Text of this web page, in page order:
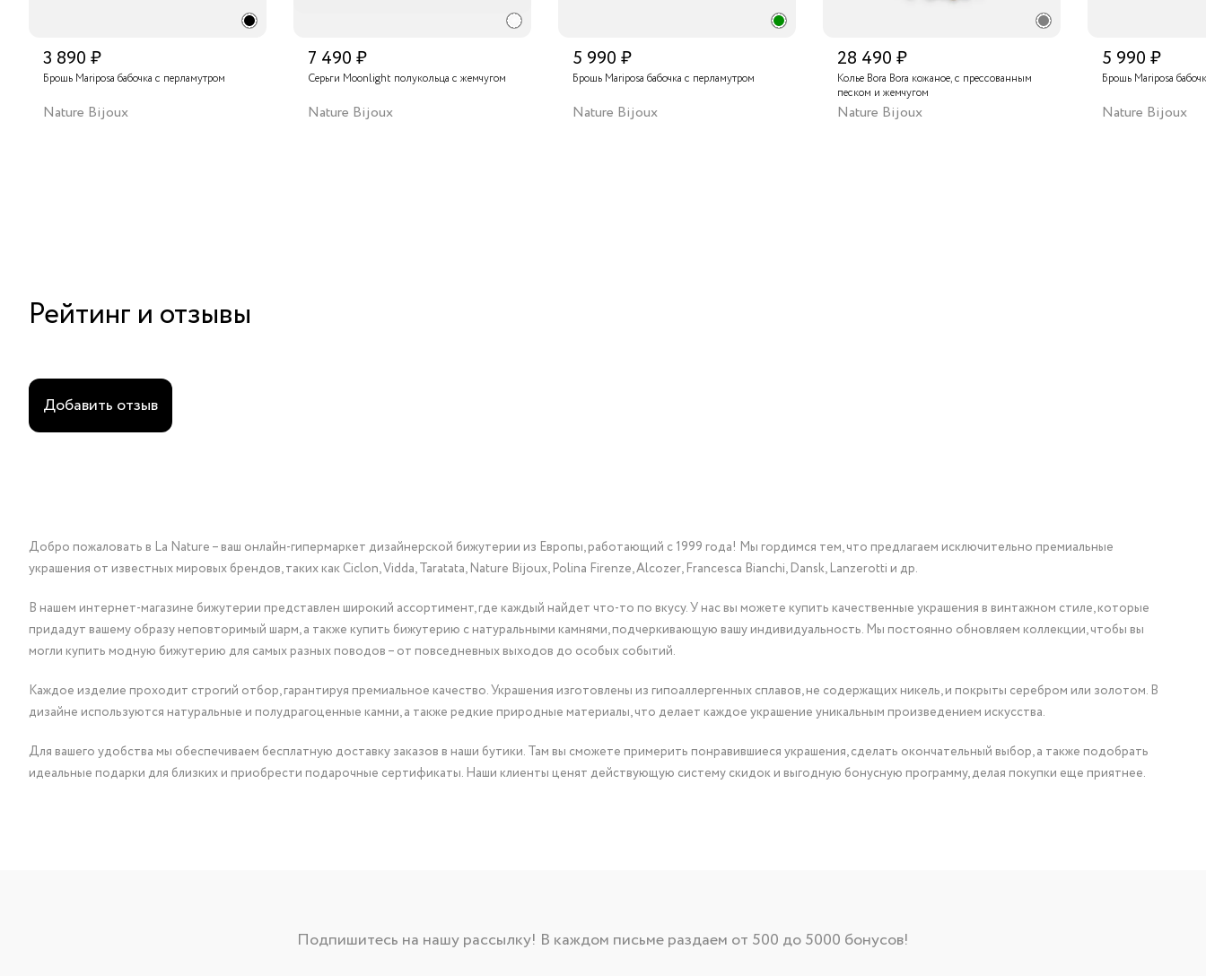
3 890 ₽
Брошь Mariposa бабочка с перламутром
Nature Bijoux
7 490 ₽
Серьги Moonlight полукольца с жемчугом
Nature Bijoux
5 990 ₽
Брошь Mariposa бабочка с перламутром
Nature Bijoux
28 490 ₽
Колье Bora Bora кожаное, с прессованным
песком и жемчугом
Nature Bijoux
5 990 ₽
Брошь Mariposa
Nature Bijoux
Рейтинг и отзывы
Добавить отзыв
Добро пожаловать в La Nature – ваш онлайн-гипермаркет дизайнерской бижутерии из Европы, работающий с 1999 года! Мы гордимся тем, что предлагаем исключительно премиальные
украшения от известных мировых брендов, таких как Ciclon, Vidda, Taratata, Nature Bijoux, Polina Firenze, Alcozer, Francesca Bianchi, Dansk, Lanzerotti и др.
В нашем интернет-магазине бижутерии представлен широкий ассортимент, где каждый найдет что-то по вкусу. У нас вы можете купить качественные украшения в винтажном стиле, которые
придадут вашему образу неповторимый шарм, а также купить бижутерию с натуральными камнями, подчеркивающую вашу индивидуальность. Мы постоянно обновляем коллекции, чтобы вы
могли купить модную бижутерию для самых разных поводов – от повседневных выходов до особых событий.
Каждое изделие проходит строгий отбор, гарантируя премиальное качество. Украшения изготовлены из гипоаллергенных сплавов, не содержащих никель, и покрыты серебром или золотом. В
дизайне используются натуральные и полудрагоценные камни, а также редкие природные материалы, что делает каждое украшение уникальным произведением искусства.
Для вашего удобства мы обеспечиваем бесплатную доставку заказов в наши бутики. Там вы сможете примерить понравившиеся украшения, сделать окончательный выбор, а также подобрать
идеальные подарки для близких и приобрести подарочные сертификаты. Наши клиенты ценят действующую систему скидок и выгодную бонусную программу, делая покупки еще приятнее.
Подпишитесь на нашу рассылку! В каждом письме раздаем от 500 до 5000 бонусов!